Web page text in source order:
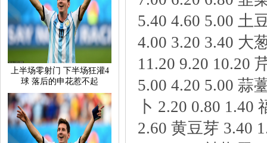
上半场零射门下半场狂灌4
球落后的申花惹不起
5.404.605.00土
4.003.203.40大
11.209.2010.20
5.004.205.00蒜
卜2.200.801.40
2.60黄豆芽